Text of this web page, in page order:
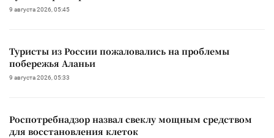
9 августа 2026, 05:45
Туристы из России пожаловались на проблемы
побережья Аланьи
9 августа 2026, 05:33
Роспотребнадзор назвал свеклу мощным средством
для восстановления клеток